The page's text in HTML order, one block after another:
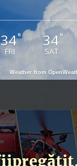
34°
FRI
34°
SAT
Weather from